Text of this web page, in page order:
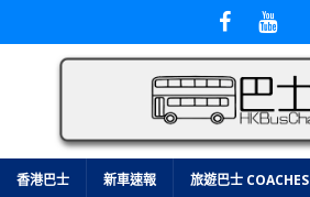
香港巴士 新車速報 旅遊巴士 COACHES